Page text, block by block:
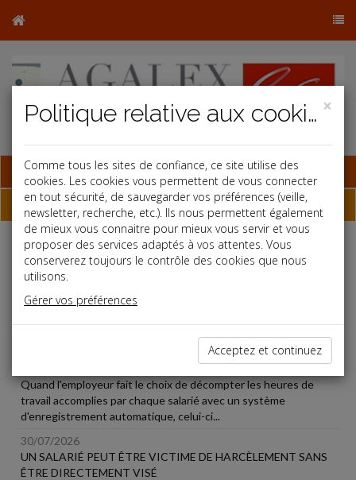
Base documentaire
Dépêches
Liste des dernières dépêches
Social
SYSTÈME D'ENREGISTREMENT AUTOMATIQUE DU TEMPS
Quand l'employeur fait le choix de décompter les heures de
travail accomplies par chaque salarié avec un système
d'enregistrement automatique, celui-ci...
30/07/2026
UN SALARIÉ PEUT ÊTRE VICTIME DE HARCÈLEMENT SANS
ÊTRE DIRECTEMENT VISÉ
×
Politique relative aux cookies
Comme tous les sites de confiance, ce site utilise des
cookies. Les cookies vous permettent de vous connecter
en tout sécurité, de sauvegarder vos préférences (veille,
newsletter, recherche, etc.). Ils nous permettent également
de mieux vous connaitre pour mieux vous servir et vous
proposer des services adaptés à vos attentes. Vous
conserverez toujours le contrôle des cookies que nous
utilisons.
Gérer vos préférences
Acceptez et continuez